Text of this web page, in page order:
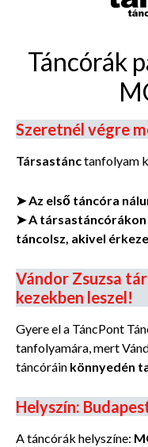
Táncórák
Szeretnél végre
Társastánctanfolyam
➤ Az első táncóra
➤ A társastáncórákon
táncolsz, akivel
Vándor Zsuzsa
kezekben leszel!
Gyere el a TáncPont
tanfolyamára, mert
táncóráin könnyedén
Helyszín:
A táncórák helyszíne: